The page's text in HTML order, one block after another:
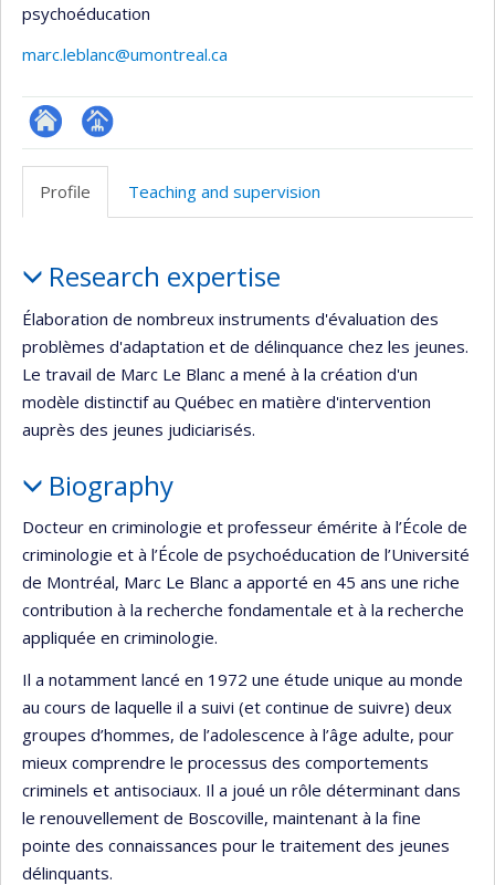
psychoéducation
marc.leblanc@umontreal.ca
ResearchGate
Page
(faculté,département,école)
Profile Teaching and supervision
Research expertise
Élaboration de nombreux instruments d'évaluation des
problèmes d'adaptation et de délinquance chez les jeunes.
Le travail de Marc Le Blanc a mené à la création d'un
modèle distinctif au Québec en matière d'intervention
auprès des jeunes judiciarisés.
Biography
Docteur en criminologie et professeur émérite à l’École de
criminologie et à l’École de psychoéducation de l’Université
de Montréal, Marc Le Blanc a apporté en 45 ans une riche
contribution à la recherche fondamentale et à la recherche
appliquée en criminologie.
Il a notamment lancé en 1972 une étude unique au monde
au cours de laquelle il a suivi (et continue de suivre) deux
groupes d’hommes, de l’adolescence à l’âge adulte, pour
mieux comprendre le processus des comportements
criminels et antisociaux. Il a joué un rôle déterminant dans
le renouvellement de Boscoville, maintenant à la fine
pointe des connaissances pour le traitement des jeunes
délinquants.